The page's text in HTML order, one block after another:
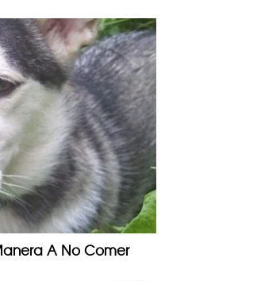
A No Comer